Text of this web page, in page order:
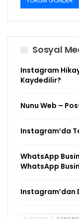
Sosyal
Instagram
Kaydedilir?
Nunu Web –
Instagram’da
WhatsApp
WhatsApp
Instagram’dan